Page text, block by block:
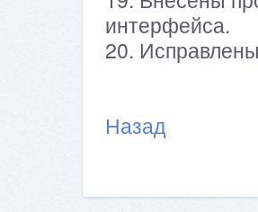
интерфейса.
20.
Назад